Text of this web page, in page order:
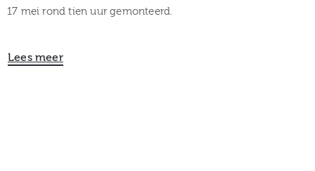
Zuilen
17 mei rond tien uur gemonteerd.
Lees meer